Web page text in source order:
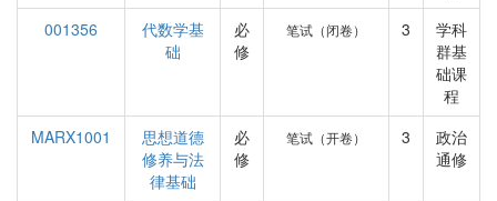
001356
代数学基
础
必
修
笔试（闭卷） 3
学科
群基
础课
程
MARX1001
思想道德
修养与法
律基础
必
修
笔试（开卷） 3
政治
通修